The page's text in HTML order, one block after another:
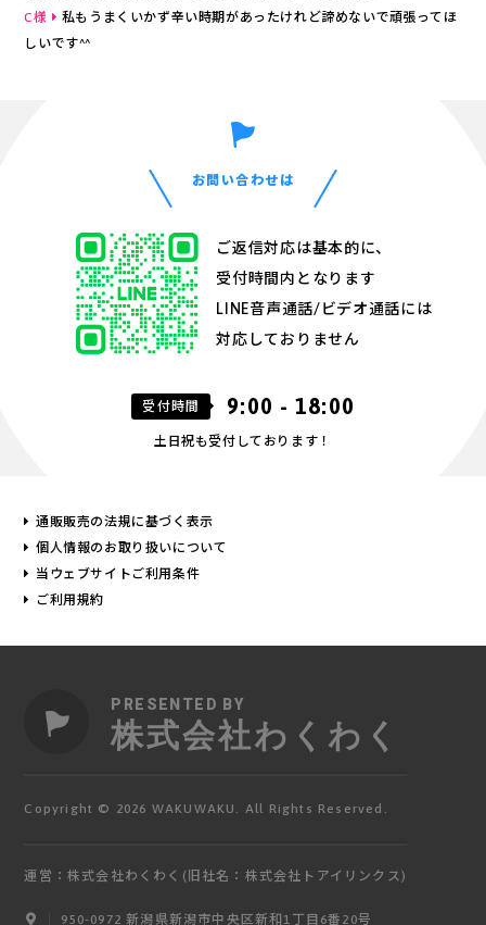
C様
私もうまくいかず辛い時期があったけれど諦めないで頑張ってほ
しいです^^
お問い合わせは
ご返信対応は基本的に、
受付時間内となります
LINE音声通話/ビデオ通話には
対応しておりません
受付時間 9:00 - 18:00
土日祝も受付しております！
通販販売の法規に基づく表示
個人情報のお取り扱いについて
当ウェブサイトご利用条件
ご利用規約
PRESENTED BY
株式会社わくわく
Copyright © 2026 WAKUWAKU. All Rights Reserved.
運営：株式会社わくわく(旧社名：株式会社トアイリンクス)
950-0972 新潟県新潟市中央区新和1丁目6番20号